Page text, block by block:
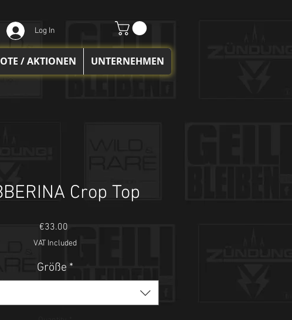
Log In
Crop Top
€33.00Price
VAT Included
Größe *
/ AKTIONEN UNTERNEHMEN